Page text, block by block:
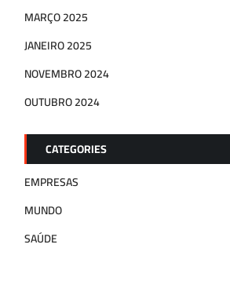
MARÇO 2025
JANEIRO 2025
NOVEMBRO 2024
OUTUBRO 2024
CATEGORIES
EMPRESAS
MUNDO
SAÚDE